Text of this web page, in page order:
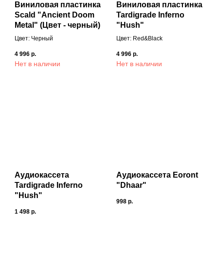
Виниловая пластинка
Scald "Ancient Doom
Metal" (Цвет - черный)
Цвет: Черный
4 996 р.
Нет в наличии
Виниловая пластинка
Tardigrade Inferno
"Hush"
Цвет: Red&Black
4 996 р.
Нет в наличии
Аудиокассета
Tardigrade Inferno
"Hush"
1 498 р.
Аудиокассета Eoront
"Dhaar"
998 р.